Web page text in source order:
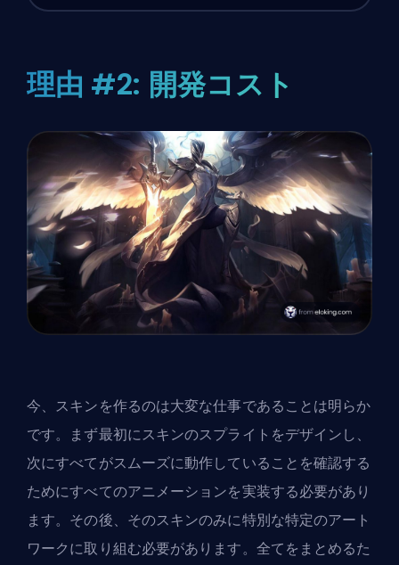
理由 #2: 開発コスト
今、スキンを作るのは大変な仕事であることは明らか
です。まず最初にスキンのスプライトをデザインし、
次にすべてがスムーズに動作していることを確認する
ためにすべてのアニメーションを実装する必要があり
ます。その後、そのスキンのみに特別な特定のアート
ワークに取り組む必要があります。全てをまとめるた